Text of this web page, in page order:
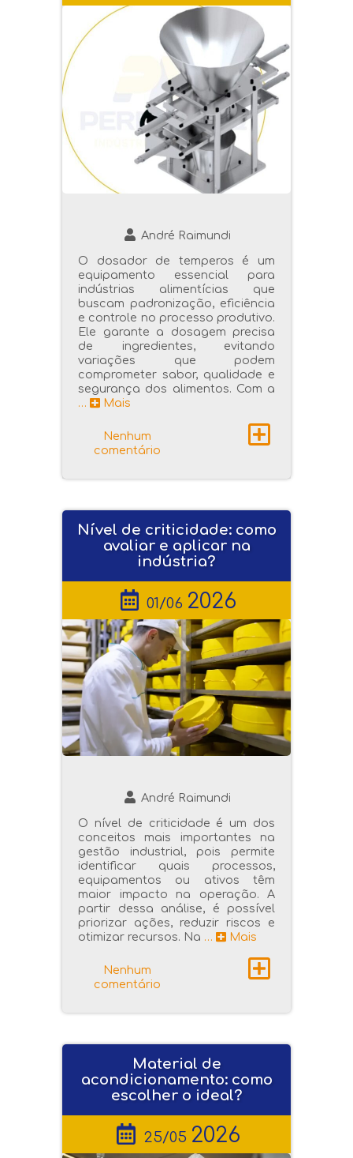
André Raimundi
O dosador de temperos é um
equipamento essencial para
indústrias alimentícias que
buscam padronização, eficiência
e controle no processo produtivo.
Ele garante a dosagem precisa
de ingredientes, evitando
variações que podem
comprometer sabor, qualidade e
segurança dos alimentos. Com a
…
Mais
Nenhum
comentário
Nível de criticidade: como
avaliar e aplicar na
indústria?
01/06 2026
André Raimundi
O nível de criticidade é um dos
conceitos mais importantes na
gestão industrial, pois permite
identificar quais processos,
equipamentos ou ativos têm
maior impacto na operação. A
partir dessa análise, é possível
priorizar ações, reduzir riscos e
otimizar recursos. Na … Mais
Nenhum
comentário
Material de
acondicionamento: como
escolher o ideal?
25/05 2026